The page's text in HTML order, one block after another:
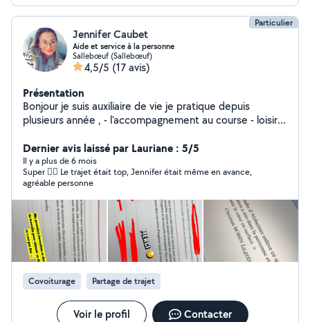
Particulier
Jennifer Caubet
Aide et service à la personne
Sallebœuf (Sallebœuf)
4,5/5 (17 avis)
Présentation
Bonjour je suis auxiliaire de vie je pratique depuis
plusieurs année , - l'accompagnement au course - loisir
repas et prise de repas - change et soin - transfert
manipulation (verticalisateur,lève malade ) - entretien
du logement Je travaille avec tous type de pathologie
et l'es personne âgée je serait ravie de vous venir en
aide ! Merci jennifer .
Dernier avis laissé par Lauriane : 5/5
Il y a plus de 6 mois
Super 👍🏽 Le trajet était top, Jennifer était même en avance,
agréable personne
Covoiturage Partage de trajet
Voir le profil Contacter